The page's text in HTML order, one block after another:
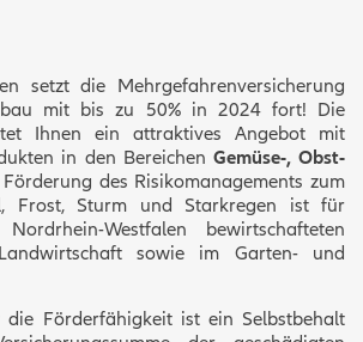
setzt die Mehrgefahrenversicherung
mit bis zu 50% in 2024 fort! Die
Ihnen ein attraktives Angebot mit
in den Bereichen Gemüse-, Obst-
des Risikomanagements zum
Frost, Sturm und Starkregen ist für
Westfalen bewirtschafteten
sowie im Garten- und
die Förderfähigkeit ist ein Selbstbehalt